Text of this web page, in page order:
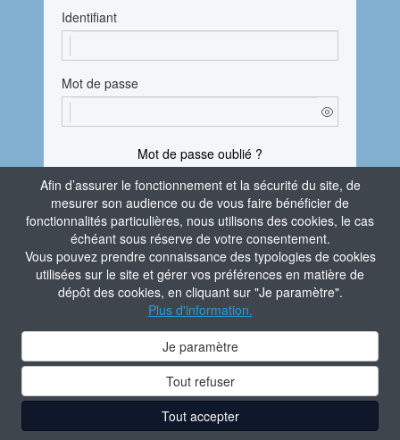
Afin d’assurer le fonctionnement et la sécurité du site, de
mesurer son audience ou de vous faire bénéficier de
fonctionnalités particulières, nous utilisons des cookies, le cas
échéant sous réserve de votre consentement.
Vous pouvez prendre connaissance des typologies de cookies
utilisées sur le site et gérer vos préférences en matière de
dépôt des cookies, en cliquant sur "Je paramètre".
Plus d'information.
Je paramètre
Tout refuser
Tout accepter
Identifiant
Mot de passe
Mot de passe oublié ?
En vous connectant, vous attestez avoir pris
connaissance de laPolitique de confidentialité
du site.
Je m'identifie
Aide à la connexion
Contacter l'administrateur du site